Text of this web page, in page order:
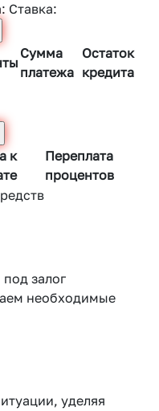
Ставка:
Сумма
платежа
Остаток
кредита
к
Переплата
процентов
залог
необходимые
уделяя